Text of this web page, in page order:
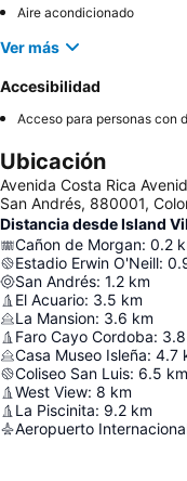
Aire acondicionado
Ver más
Accesibilidad
Ubicación
Avenida Costa Rica
San Andrés, 880001,
Distancia desde Island
Cañon de Morgan: 0.2
Estadio Erwin O'Neill:
San Andrés: 1.2 km
El Acuario: 3.5 km
La Mansion: 3.6 km
Faro Cayo Cordoba: 3.8
Casa Museo Isleña: 4.7
Coliseo San Luis: 6.5 km
West View: 8 km
La Piscinita: 9.2 km